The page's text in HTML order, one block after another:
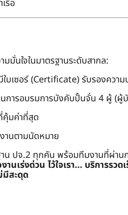
รือ
มมั่นใจในมาตรฐานระดับสากล:
บเซอร์ (Certificate) รับรองควา
การอบรมการบังคับปั้นจั่น 4 ผู้
คุ้มค่าที่สุด
านตามนัดหมาย
าน ปจ.2 ทุกคัน พร้อมทีมงานที่ผ่า
นเร่งด่วน ไว้ใจเรา… บริการรว
มีสะดุด